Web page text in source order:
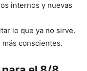
internos y nuevas
lo que ya no sirve.
conscientes.